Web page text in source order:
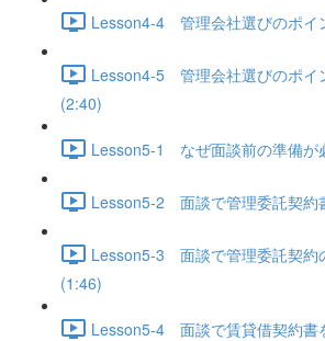
Lesson4-4 管理会社選びのポ
Lesson4-5 管理会社選びのポイ
(2:40)
Lesson5-1 なぜ面談前の準備が
Lesson5-2 面談で管理委託契約
Lesson5-3 面談で管理委託契約
(1:46)
Lesson5-4 面談で賃貸借契約書